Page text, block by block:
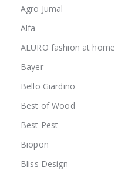
Agro Jumal
Alfa
ALURO fashion at home
Bayer
Bello Giardino
Best of Wood
Best Pest
Biopon
Bliss Design